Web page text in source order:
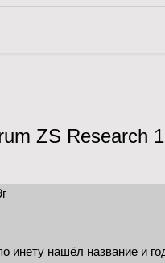
ZS Research
инету нашёл название и